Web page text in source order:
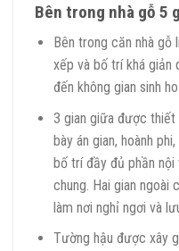
Bên trong nhà gỗ 5
Bên trong căn nhà
xếp và bố trí khá giản
đến không gian sinh
3 gian giữa được thiết
bày án gian, hoành
bố trí đầy đủ phần
chung. Hai gian ngoài
làm nơi nghỉ ngơi và
Tường hậu được xây